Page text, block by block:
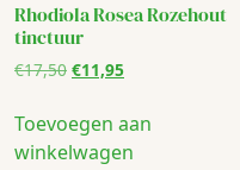
Rhodiola Rosea Rozehout
tinctuur
€17,50 Oorspronkelijke
was:
€17,50.
€11,95Huidige
is:
Toevoegen aan
winkelwagen